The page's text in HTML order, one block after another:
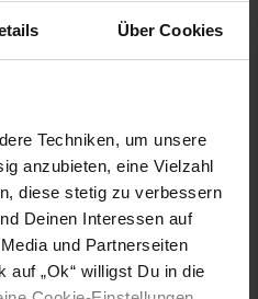
Über Cookies
Techniken, um unsere
anzubieten, eine Vielzahl
diese stetig zu verbessern
Deinen Interessen auf
und Partnerseiten
auf „Ok“ willigst Du in die
Trinkgläser im lässigen
Laune, sondern tragen auch
nicht so leicht zu Glas-
Weingläser ohne Stiel und
äußerst raffiniert &